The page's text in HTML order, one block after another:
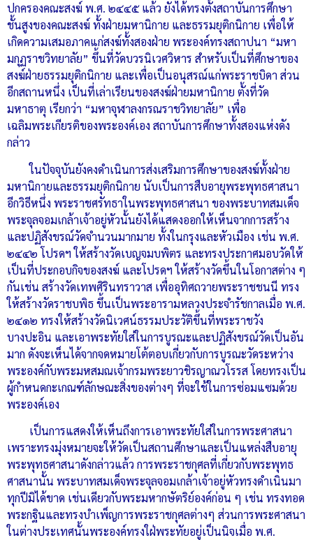
ปกครองคณะสงฆ์ พ.ศ. ๒๔๔๕ แล้ว ยังได้ทรงตั้งสถาบันการศึกษา
ชั้นสูงของคณะสงฆ์ ทั้งฝ่ายมหานิกาย และธรรมยุติกนิกาย เพื่อให้
เกิดความเสมอภาคแก่สงฆ์ทั้งสองฝ่าย พระองค์ทรงสถาปนา “มหา
มกุฏราชวิทยาลัย” ขึ้นที่วัดบวรนิเวศวิหาร สำหรับเป็นที่ศึกษาของ
สงฆ์ฝ่ายธรรมยุติกนิกาย และเพื่อเป็นอนุสรณ์แก่พระราชบิดา ส่วน
อีกสถานหนึ่ง เป็นที่เล่าเรียนของสงฆ์ฝ่ายมหานิกาย ตั้งที่วัด
มหาธาตุ เรียกว่า “มหาจุฬาลงกรณราชวิทยาลัย” เพื่อ
เฉลิมพระเกียรติของพระองค์เอง สถาบันการศึกษาทั้งสองแห่งดัง
กล่าว
ในปัจจุบันยังคงดำเนินการส่งเสริมการศึกษาของสงฆ์ทั้งฝ่าย
มหานิกายและธรรมยุติกนิกาย นับเป็นการสืบอายุพระพุทธศาสนา
อีกวิธีหนึ่ง พระราชศรัทธาในพระพุทธศาสนา ของพระบาทสมเด็จ
พระจุลจอมเกล้าเจ้าอยู่หัวนั้นยังได้แสดงออกให้เห็นจากการสร้าง
และปฏิสังขรณ์วัดจำนวนมากมาย ทั้งในกรุงและหัวเมือง เช่น พ.ศ.
๒๔๔๒ โปรดฯ ให้สร้างวัดเบญจมบพิตร และทรงประกาศมอบวัดให้
เป็นที่ประกอบกิจของสงฆ์ และโปรดฯ ให้สร้างวัดขึ้นในโอกาสต่าง ๆ
กันเช่น สร้างวัดเทพศิรินทราวาส เพื่ออุทิศถวายพระราชชนนี ทรง
ให้สร้างวัดราชบพิธ ขึ้นเป็นพระอารามหลวงประจำรัชกาลเมื่อ พ.ศ.
๒๔๑๒ ทรงให้สร้างวัดนิเวศน์ธรรมประวัติขึ้นที่พระราชวัง
บางปะอิน และเอาพระทัยใส่ในการบูรณะและปฏิสังขรณ์วัดเป็นอัน
มาก ดังจะเห็นได้จากจดหมายโต้ตอบเกี่ยวกับการบูรณะวัดระหว่าง
พระองค์กับพระมหสมณเจ้ากรมพระยาวชิรญาณวโรรส โดยทรงเป็น
ผู้กำหนดกะเกณฑ์ลักษณะสิ่งของต่างๆ ที่จะใช้ในการซ่อมแซมด้วย
พระองค์เอง
เป็นการแสดงให้เห็นถึงการเอาพระทัยใส่ในการพระศาสนา
เพราะทรงมุ่งหมายจะให้วัดเป็นสถานศึกษาและเป็นแหล่งสืบอายุ
พระพุทธศาสนาดังกล่าวแล้ว การพระราชกุศลที่เกี่ยวกับพระพุทธ
ศาสนานั้น พระบาทสมเด็จพระจุลจอมเกล้าเจ้าอยู่หัวทรงดำเนินมา
ทุกปีมิได้ขาด เช่นเดียวกับพระมหากษัตริย์องค์ก่อน ๆ เช่น ทรงทอด
พระกฐินและทรงบำเพ็ญการพระราชกุศลต่างๆ ส่วนการพระศาสนา
ในต่างประเทศนั้นพระองค์ทรงใฝ่พระทัยอยู่เป็นนิจเมื่อ พ.ศ.